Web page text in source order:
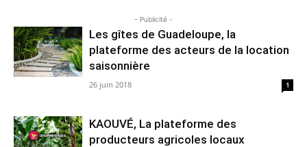
- Publicité -
Les gîtes de Guadeloupe, la
plateforme des acteurs de la location
saisonnière
26 juin 2018 1
KAOUVÉ, La plateforme des
producteurs agricoles locaux